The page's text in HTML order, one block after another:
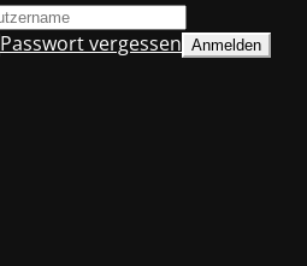
Passwort vergessen